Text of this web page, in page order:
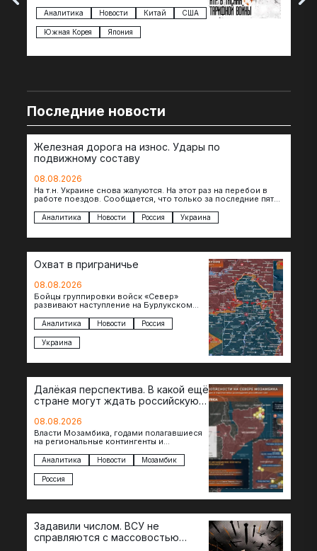
импорта из более 100 стран…
Аналитика Новости Китай США
Южная Корея Япония
Последние новости
Железная дорога на износ. Удары по
подвижному составу
08.08.2026
На т.н. Украине снова жалуются. На этот раз на перебои в
работе поездов. Сообщается, что только за последние пять
Аналитика Новости Россия Украина
Охват в приграничье
08.08.2026
Бойцы группировки войск «Север»
развивают наступление на Бурлукском
теснят противника сразу на нескольких
участках, создавая угрозу охвата…
Аналитика Новости Россия
Украина
Далёкая перспектива. В какой ещё
стране могут ждать российскую
08.08.2026
Власти Мозамбика, годами полагавшиеся
на региональные контингенты и
обращаются к российской стороне за
консультациями в…
Аналитика Новости Мозамбик
Россия
Задавили числом. ВСУ не
справляются с массовостью